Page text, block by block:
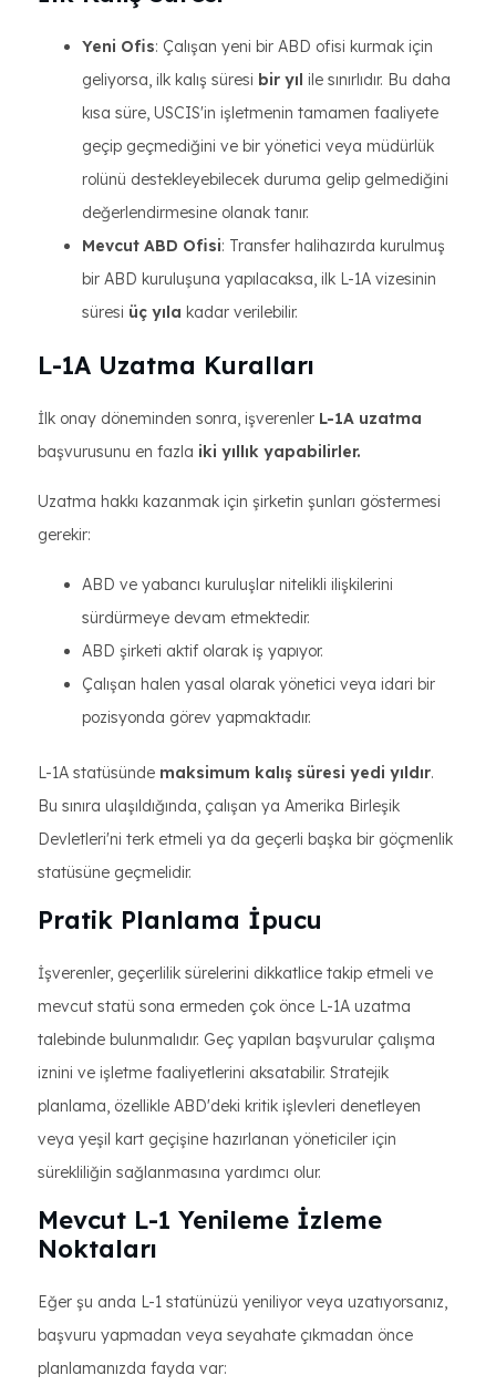
Yeni Ofis: Çalışan yeni bir ABD ofisi kurmak için
geliyorsa, ilk kalış süresi bir yıl ile sınırlıdır. Bu daha
kısa süre, USCIS'in işletmenin tamamen faaliyete
geçip geçmediğini ve bir yönetici veya müdürlük
rolünü destekleyebilecek duruma gelip gelmediğini
değerlendirmesine olanak tanır.
Mevcut ABD Ofisi: Transfer halihazırda kurulmuş
bir ABD kuruluşuna yapılacaksa, ilk L-1A vizesinin
süresi üç yıla kadar verilebilir.
L-1A Uzatma Kuralları
İlk onay döneminden sonra, işverenler L-1A uzatma
başvurusunu en fazla iki yıllık yapabilirler.
Uzatma hakkı kazanmak için şirketin şunları göstermesi
gerekir:
ABD ve yabancı kuruluşlar nitelikli ilişkilerini
sürdürmeye devam etmektedir.
ABD şirketi aktif olarak iş yapıyor.
Çalışan halen yasal olarak yönetici veya idari bir
pozisyonda görev yapmaktadır.
L-1A statüsünde maksimum kalış süresi yedi yıldır.
Bu sınıra ulaşıldığında, çalışan ya Amerika Birleşik
Devletleri'ni terk etmeli ya da geçerli başka bir göçmenlik
statüsüne geçmelidir.
Pratik Planlama İpucu
İşverenler, geçerlilik sürelerini dikkatlice takip etmeli ve
mevcut statü sona ermeden çok önce L-1A uzatma
talebinde bulunmalıdır. Geç yapılan başvurular çalışma
iznini ve işletme faaliyetlerini aksatabilir. Stratejik
planlama, özellikle ABD'deki kritik işlevleri denetleyen
veya yeşil kart geçişine hazırlanan yöneticiler için
sürekliliğin sağlanmasına yardımcı olur.
Mevcut L-1 Yenileme İzleme
Noktaları
Eğer şu anda L-1 statünüzü yeniliyor veya uzatıyorsanız,
başvuru yapmadan veya seyahate çıkmadan önce
planlamanızda fayda var: